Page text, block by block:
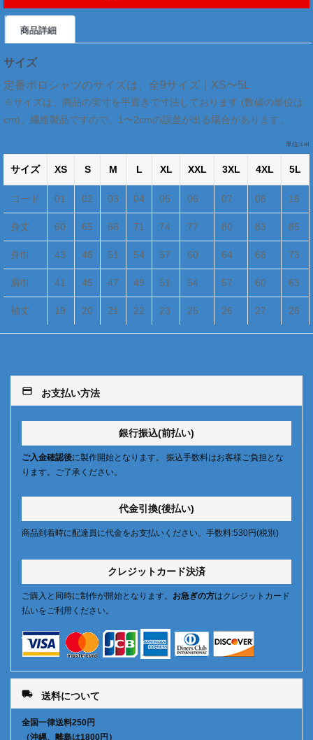
商品詳細
サイズ
定番ポロシャツのサイズは、全9サイズ｜XS〜5L
※サイズは、商品の実寸を平置きで寸法しております (数値の単位は
cm)。繊維製品ですので、1〜2cmの誤差が出る場合があります。
単位:cm
サイズ XS S M L XL XXL 3XL 4XL 5L
コード 01 02 03 04 05 06 07 08 18
身丈 60 65 68 71 74 77 80 83 85
身巾 43 48 51 54 57 60 64 68 73
肩巾 41 45 47 49 51 54 57 60 63
袖丈 19 20 21 22 23 25 26 27 28
payment お支払い方法
銀行振込(前払い)
ご入金確認後に製作開始となります。 振込手数料はお客様ご負担とな
ります。ご了承ください。
代金引換(後払い)
商品到着時に配達員に代金をお支払いください。手数料:530円(税別)
クレジットカード決済
ご購入と同時に制作が開始となります。 お急ぎの方はクレジットカード
払いをご利用ください。
local_shipping 送料について
全国一律送料250円
（沖縄、離島は1800円）